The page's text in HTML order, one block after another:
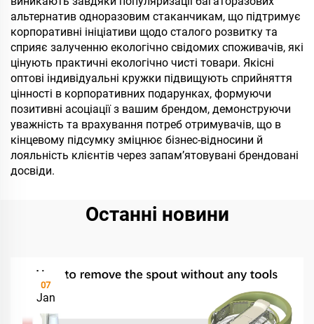
альтернатив одноразовим стаканчикам, що підтримує
корпоративні ініціативи щодо сталого розвитку та
сприяє залученню екологічно свідомих споживачів, які
цінують практичні екологічно чисті товари. Якісні
оптові індивідуальні кружки підвищують сприйняття
цінності в корпоративних подарунках, формуючи
позитивні асоціації з вашим брендом, демонструючи
уважність та врахування потреб отримувачів, що в
кінцевому підсумку зміцнює бізнес-відносини й
лояльність клієнтів через запам’ятовувані брендовані
досвіди.
Останні новини
07
Jan